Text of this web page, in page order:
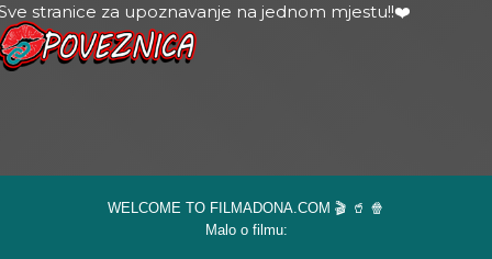
stranice za upoznavanje na jednom mjestu!!❤️
WELCOME TO FILMADONA.COM 🎬 🥤 🍿
Malo o filmu: